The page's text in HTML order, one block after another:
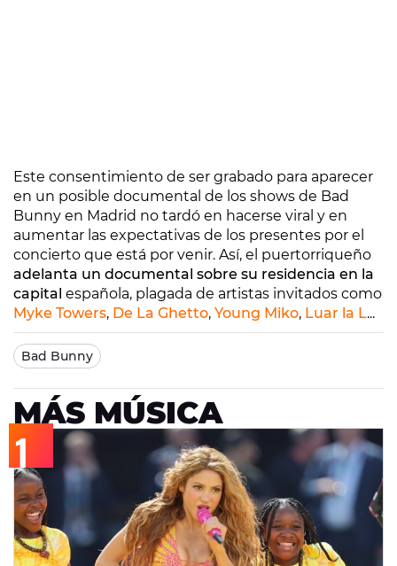
Este consentimiento de ser grabado para aparecer
en un posible documental de los shows de Bad
Bunny en Madrid no tardó en hacerse viral y en
aumentar las expectativas de los presentes por el
concierto que está por venir. Así, el puertorriqueño
adelanta un documental sobre su residencia en la
capital española, plagada de artistas invitados como
Myke Towers, De La Ghetto, Young Miko, Luar la L...
Bad Bunny
MÁS MÚSICA